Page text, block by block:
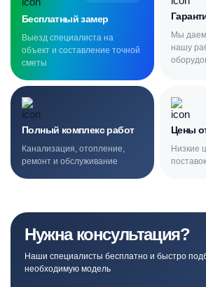
Бесплатный замер
Выезд специалиста на
объект и составление точной
сметы
Мы даем
нашу
Полный комплекс работ
Канализация, отопление,
ремонт и обслуживание
Цены
Низкие
Нужна консультация?
Наши специалисты бесплатно и быстро
необходимую модель